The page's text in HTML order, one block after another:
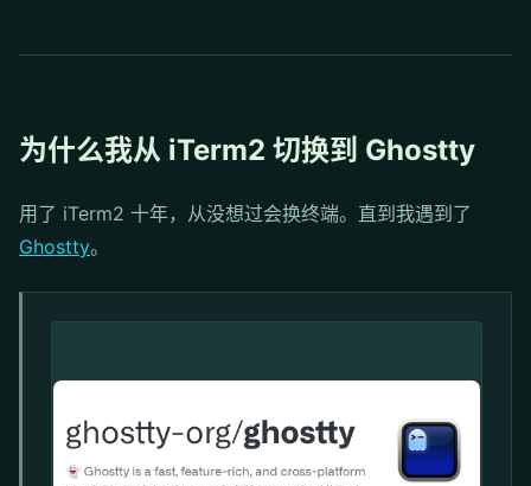
为什么我从 iTerm2 切换到 Ghostty
用了 iTerm2 十年，从没想过会换终端。直到我遇到了
Ghostty。